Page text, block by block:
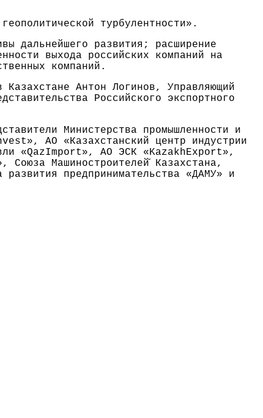
турбулентности».
дальнейшего развития; расширение
выхода российских компаний на
компаний.
Антон Логинов, Управляющий
Российского экспортного
Министерства промышленности и
АО «Казахстанский центр индустрии
«QazImport», АО ЭСК «KazakhExport»,
Союза Машиностроителей̆ Казахстана,
предпринимательства «ДАМУ» и